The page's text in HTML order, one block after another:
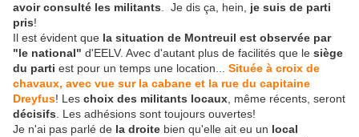
avoir consulté les militants . Je dis ça, hein, je suis de parti
pris!
Il est évident que la situation de Montreuil est observée par
"le national" d'EELV. Avec d'autant plus de facilités que le siège
du parti est pour un temps une location... Située à croix de
chavaux, avec vue sur la cabane et la rue du capitaine
Dreyfus! Les choix des militants locaux , même récents, seront
décisifs . Les adhésions sont toujours ouvertes!
Je n'ai pas parlé de la droite bien qu'elle ait eu un local